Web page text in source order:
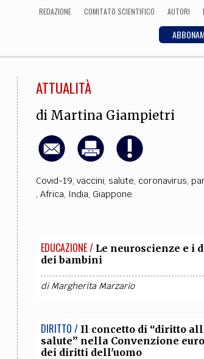
REDAZIONE COMITATO SCIENTIFICO AUTORI
ECONOMIA
CULTURA
Arte, Cinema, Musica,
ATTUALITÀ
di Martina Giampietri
Covid-19, vaccini, salute, coronavirus,
, Africa, India, Giappone
EDUCAZIONE / Le neuroscienze e i
dei bambini
diMargherita Marzario
DIRITTO / Il concetto di “diritto
salute” nella Convenzione
dei diritti dell'uomo